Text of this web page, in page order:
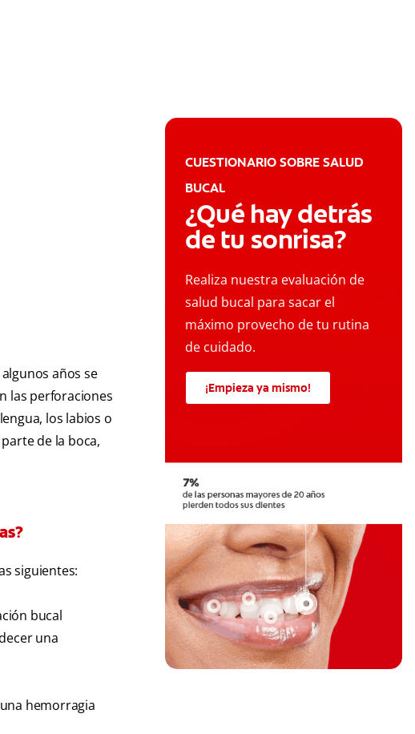
años se
las perforaciones
los labios o
de la boca,
siguientes:
bucal
una
hemorragia
CUESTIONARIO SOBRE SALUD
BUCAL
¿Qué hay detrás
de tu sonrisa?
Realiza nuestra evaluación de
salud bucal para sacar el
máximo provecho de tu rutina
de cuidado.
¡Empieza ya mismo!